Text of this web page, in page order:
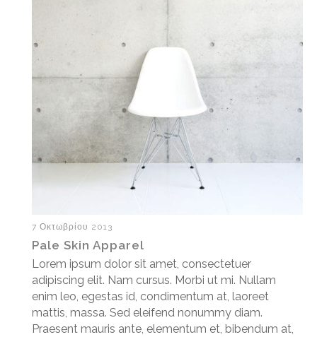
7 Οκτωβρίου 2013
Pale Skin Apparel
Lorem ipsum dolor sit amet, consectetuer
adipiscing elit. Nam cursus. Morbi ut mi. Nullam
enim leo, egestas id, condimentum at, laoreet
mattis, massa. Sed eleifend nonummy diam.
Praesent mauris ante, elementum et, bibendum at,